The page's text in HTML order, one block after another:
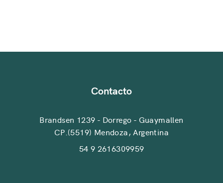
Contacto
Brandsen 1239 - Dorrego - Guaymallen
CP.(5519) Mendoza, Argentina
54 9 2616309959